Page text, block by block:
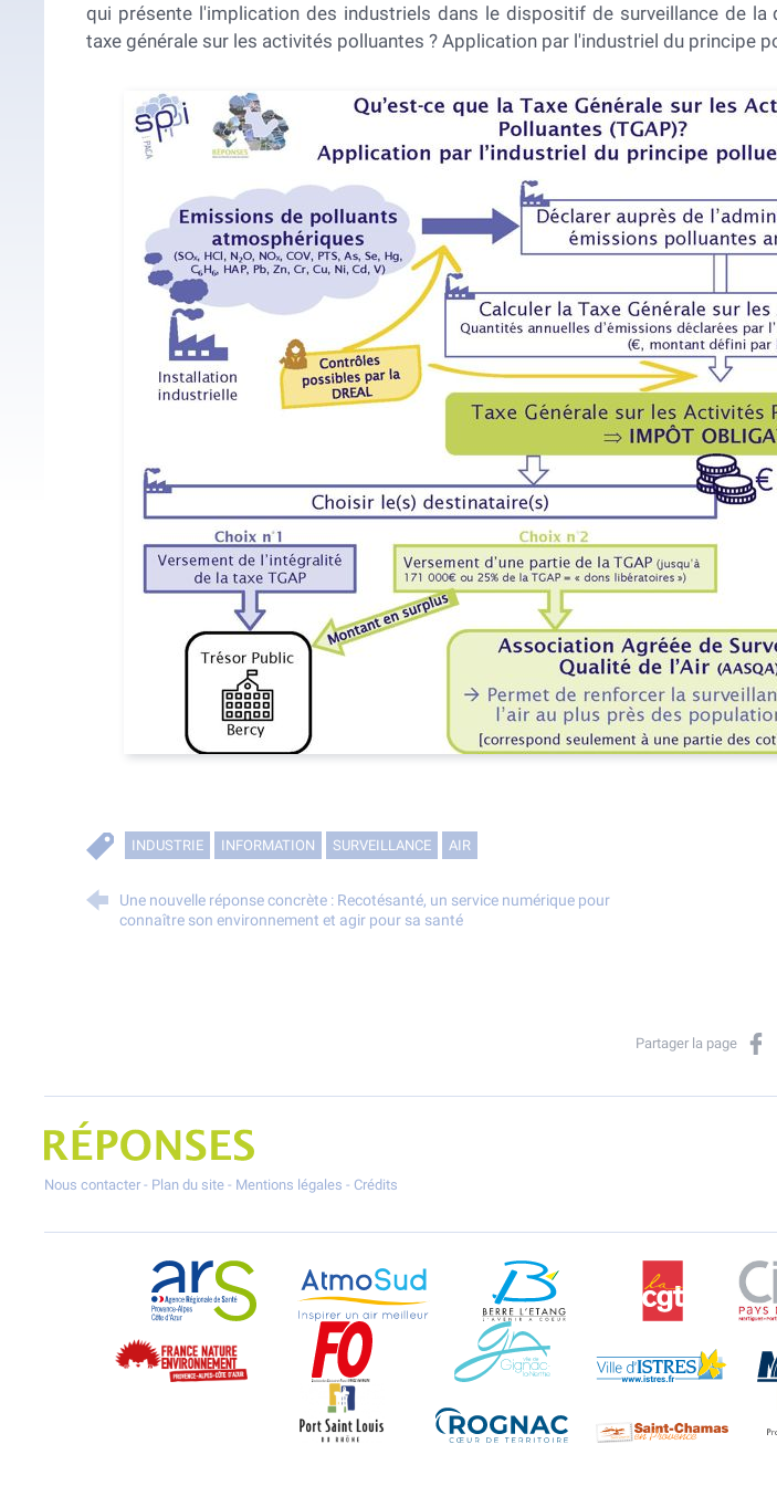
qui présente l'implication des industriels dans le dispositif de surveillance de la
taxe générale sur les activités polluantes ? Application par l'industriel du principe
INDUSTRIE INFORMATION SURVEILLANCE AIR
Une nouvelle réponse concrète : Recotésanté, un service numérique pour
connaître son environnement et agir pour sa santé
Partager la page
Projet Réponses - Réduire les POllutioNs en Santé Environnement
Nous contacter - Plan du site - Mentions légales - Crédits
ARS Paca AtmoSud Berre l'Etang
France Nature Environnement PACA
Force Ouvrière Gignac-la-Nerthe
Port-Saint-Louis